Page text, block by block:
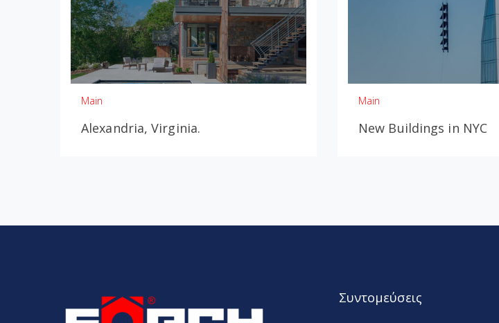
Main
Alexandria, Virginia.
Main
New Buildings in NYC
Συντομεύσεις